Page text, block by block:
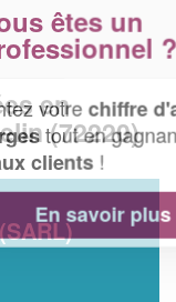
en
(72220)
?
d'affaireset
de
plus